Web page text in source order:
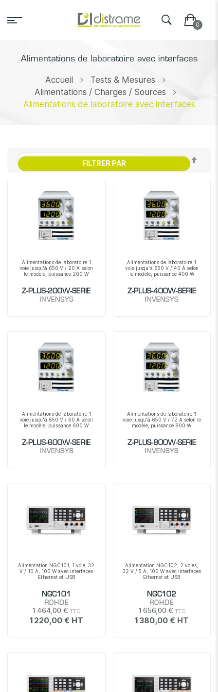
Alimentations de laboratoire avec interfaces
Accueil
Tests & Mesures
Alimentations / Charges / Sources
Alimentations de laboratoire avec interfaces
Alimentations de laboratoire 1
voie jusqu'à 650 V / 20 A selon
le modèle, puissance 200 W
Z-PLUS-200W-SERIE
INVENSYS
Alimentations de laboratoire 1
voie jusqu'à 650 V / 40 A selon
le modèle, puissance 400 W
Z-PLUS-400W-SERIE
INVENSYS
Alimentations de laboratoire 1
voie jusqu'à 650 V / 60 A selon
le modèle, puissance 600 W
Z-PLUS-600W-SERIE
INVENSYS
Alimentations de laboratoire 1
voie jusqu'à 650 V / 72 A selon le
modèle, puissance 800 W
Z-PLUS-800W-SERIE
INVENSYS
Alimentation NGC101, 1 voie, 32
V / 10 A, 100 W avec interfaces
Ethernet et USB
NGC101
ROHDE
1 464,00 €
1 220,00 €
Alimentation NGC102, 2 voies,
32 V / 5 A, 100 W avec interfaces
Ethernet et USB
NGC102
ROHDE
1 656,00 €
1 380,00 €
FILTRER PAR